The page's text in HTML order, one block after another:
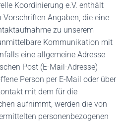
Koordinierung e.V. enthält
Angaben, die eine
zu unserem
Kommunikation mit
eine allgemeine Adresse
Post (E-Mail-Adresse)
Person per E-Mail oder über
mit dem für die
aufnimmt, werden die von
personenbezogenen